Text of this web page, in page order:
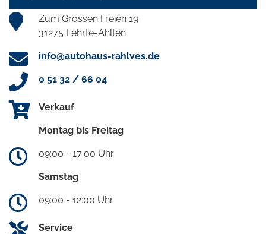
Zum Grossen Freien 19
31275 Lehrte-Ahlten
info@autohaus-rahlves.de
0 51 32 / 66 04
Verkauf
Montag bis Freitag
09:00 - 17:00 Uhr
Samstag
09:00 - 12:00 Uhr
Service